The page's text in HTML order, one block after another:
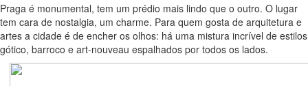
Praga é monumental, tem um prédio mais lindo que o outro. O lugar
tem cara de nostalgia, um charme. Para quem gosta de arquitetura e
artes a cidade é de encher os olhos: há uma mistura incrível de estilos
gótico, barroco e art-nouveau espalhados por todos os lados.